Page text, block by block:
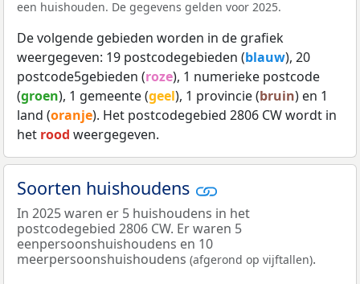
een huishouden. De gegevens gelden voor 2025.
De volgende gebieden worden in de grafiek
weergegeven: 19 postcodegebieden (blauw), 20
postcode5gebieden (roze), 1 numerieke postcode
(groen), 1 gemeente (geel), 1 provincie (bruin) en 1
land (oranje). Het postcodegebied 2806 CW wordt in
het rood weergegeven.
Soorten huishoudens
In 2025 waren er 5 huishoudens in het
postcodegebied 2806 CW. Er waren 5
eenpersoonshuishoudens en 10
meerpersoonshuishoudens (afgerond op vijftallen).